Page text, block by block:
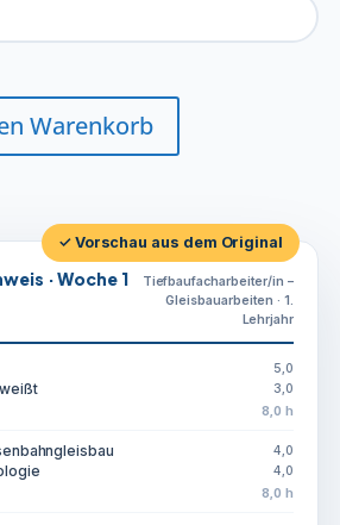
Warenkorb
✓ Vorschau aus dem Original
· Woche 1
Tiefbaufacharbeiter/in –
Gleisbauarbeiten · 1.
Lehrjahr
5,0
3,0
8,0 h
4,0
4,0
8,0 h